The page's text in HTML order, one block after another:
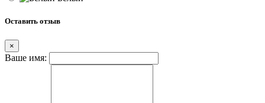
Оставить отзыв
×
Ваше имя: